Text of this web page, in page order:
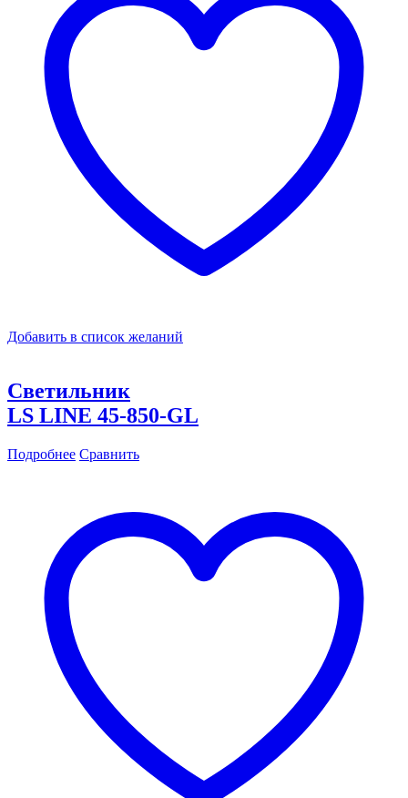
Добавить в список желаний
Светильник
LS LINE 45-850-GL
Подробнее Сравнить